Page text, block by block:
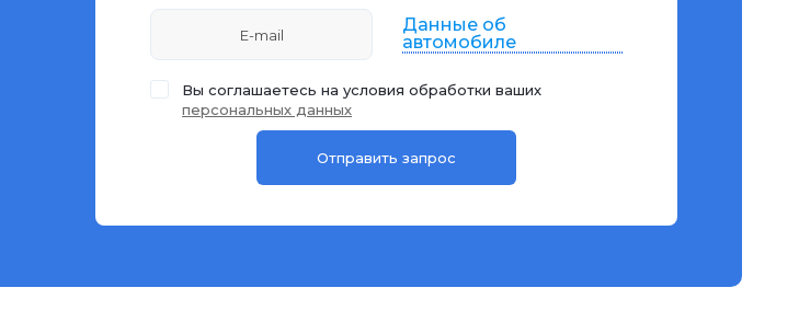
Данные об
автомобиле
Вы соглашаетесь на условия обработки ваших
персональных данных